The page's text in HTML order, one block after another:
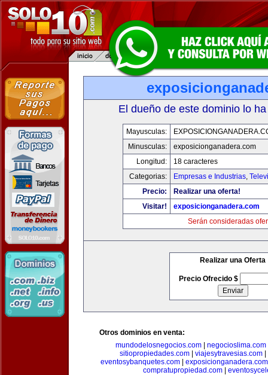
El dueño de este dominio lo
Mayusculas:
Minusculas:
exposicionganadera.com
Longitud:
18 caracteres
Categorias:
Empresas e Industrias,
Precio:
Realizar una oferta!
Visitar!
exposicionganadera.com
Serán consideradas
Realizar una Oferta
Precio Ofrecido $
Otros dominios en venta:
mundodelosnegocios.com| negocioslima.com
sitiopropiedades.com| viajesytravesias.com|
eventosybanquetes.com| exposicionganadera.com
compratupropiedad.com